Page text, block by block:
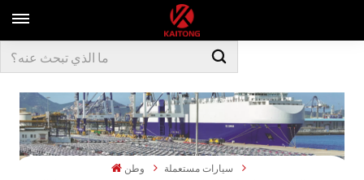
وطن
سيارات مستعملة